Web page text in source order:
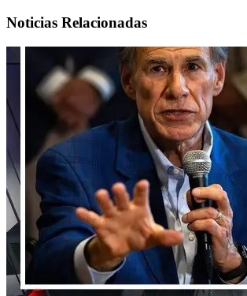
Noticias Relacionadas